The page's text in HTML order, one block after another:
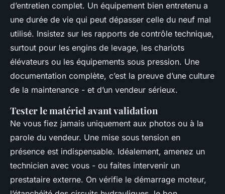
d’entretien complet. Un équipement bien entretenu a
une durée de vie qui peut dépasser celle du neuf mal
utilisé. Insistez sur les rapports de contrôle technique,
surtout pour les engins de levage, les chariots
élévateurs ou les équipements sous pression. Une
documentation complète, c’est la preuve d’une culture
de la maintenance - et d’un vendeur sérieux.
Tester le matériel avant validation
Ne vous fiez jamais uniquement aux photos ou à la
parole du vendeur. Une mise sous tension en
présence est indispensable. Idéalement, amenez un
technicien avec vous - ou faites intervenir un
prestataire externe. On vérifie le démarrage moteur,